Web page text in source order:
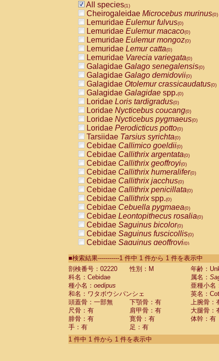
All species(1)
Cheirogaleidae Microcebus murinus(0)
Lemuridae Eulemur fulvus(0)
Lemuridae Eulemur macaco(0)
Lemuridae Eulemur mongoz(0)
Lemuridae Lemur catta(0)
Lemuridae Varecia variegata(0)
Galagidae Galago senegalensis(0)
Galagidae Galago demidovii(0)
Galagidae Otolemur crassicaudatus(0)
Galagidae Galagidae spp.(0)
Loridae Loris tardigradus(0)
Loridae Nycticebus coucang(0)
Loridae Nycticebus pygmaeus(0)
Loridae Perodicticus potto(0)
Tarsiidae Tarsius syrichta(0)
Cebidae Callimico goeldii(0)
Cebidae Callithrix argentata(0)
Cebidae Callithrix geoffroyi(0)
Cebidae Callithrix humeralifer(0)
Cebidae Callithrix jacchus(0)
Cebidae Callithrix penicillata(0)
Cebidae Callithrixspp.(0)
Cebidae Cebuella pygmaea(0)
Cebidae Leontopithecus rosalia(0)
Cebidae Saguinus bicolor(0)
Cebidae Saguinus fuscicollis(0)
Cebidae Saguinus geoffroyi(0)
CebidaeSaguinus labiatus(0)
Cebidae Saguinus leucopus (0)
Cebidae
Cebidae
CebidaeSaguinus nigricollis (0)
Cebidae Saguinus oedipus
Cebidae Saguinus weddelli
Cebidae Saguinusspp.
Cebidae Aotus trivirgatus
Cebidae Cebus albifrons
■検索結果-----------1 件中 1 件から 1 件を表示中
剖検番号：02220
性別：M
年齢：
科名：Cebidae
属名：
種小名： oedipus
亜種小名
和名：ワタボウシパンシェ
英名：
頭蓋骨：一部無
下顎骨：有
上腕骨：
尺骨：有
肩甲骨：有
大腿骨：
腓骨：有
寛骨：有
体幹：有
手：有
足：有
1 件中 1 件から 1 件を表示中